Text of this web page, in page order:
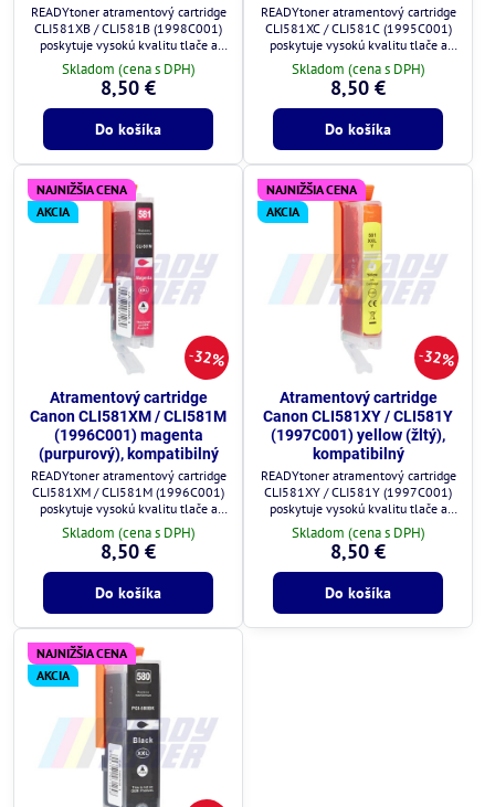
READYtoner atramentový cartridge
CLI581XB / CLI581B (1998C001)
poskytuje vysokú kvalitu tlače a
plnú kompatibilitu s tlačiarňami
Canon.
Skladom (cena s DPH)
8,50 €
Do košíka
READYtoner atramentový cartridge
CLI581XC / CLI581C (1995C001)
poskytuje vysokú kvalitu tlače a
plnú kompatibilitu s tlačiarňami
Canon.
Skladom (cena s DPH)
8,50 €
Do košíka
32%
NAJNIŽŠIA CENA
AKCIA
Atramentový cartridge
Canon CLI581XM / CLI581M
(1996C001) magenta
(purpurový), kompatibilný
READYtoner atramentový cartridge
CLI581XM / CLI581M (1996C001)
poskytuje vysokú kvalitu tlače a
plnú kompatibilitu s tlačiarňami
Canon.
Skladom (cena s DPH)
8,50 €
Do košíka
32%
NAJNIŽŠIA CENA
AKCIA
Atramentový cartridge
Canon CLI581XY / CLI581Y
(1997C001) yellow (žltý),
kompatibilný
READYtoner atramentový cartridge
CLI581XY / CLI581Y (1997C001)
poskytuje vysokú kvalitu tlače a
plnú kompatibilitu s tlačiarňami
Canon.
Skladom (cena s DPH)
8,50 €
Do košíka
NAJNIŽŠIA CENA
AKCIA